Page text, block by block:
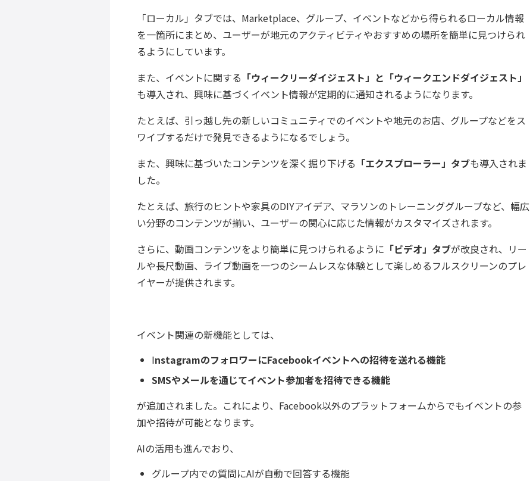
「ローカル」タブでは、Marketplace、グループ、イベントなどから得られるローカル情報
を一箇所にまとめ、ユーザーが地元のアクティビティやおすすめの場所を簡単に見つけられ
るようにしています。
また、イベントに関する 「ウィークリーダイジェスト」と「ウィークエンドダイジェスト」
も導入され、興味に基づくイベント情報が定期的に通知されるようになります。
たとえば、引っ越し先の新しいコミュニティでのイベントや地元のお店、グループなどをス
ワイプするだけで発見できるようになるでしょう。
また、興味に基づいたコンテンツを深く掘り下げる 「エクスプローラー」タブも導入されま
した。
たとえば、旅行のヒントや家具のDIYアイデア、マラソンのトレーニンググループなど、幅広
い分野のコンテンツが揃い、ユーザーの関心に応じた情報がカスタマイズされます。
さらに、動画コンテンツをより簡単に見つけられるように 「ビデオ」タブが改良され、リー
ルや長尺動画、ライブ動画を一つのシームレスな体験として楽しめるフルスクリーンのプレ
イヤーが提供されます。
イベント関連の新機能としては、
InstagramのフォロワーにFacebookイベントへの招待を送れる機能
SMSやメールを通じてイベント参加者を招待できる機能
が追加されました。これにより、Facebook以外のプラットフォームからでもイベントの参
加や招待が可能となります。
AIの活用も進んでおり、
グループ内での質問にAIが自動で回答する機能